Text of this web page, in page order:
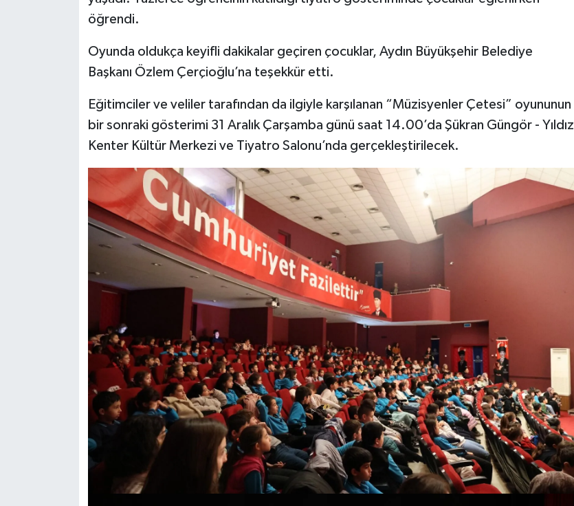
öğrendi.
Oyunda oldukça keyifli dakikalar geçiren çocuklar, Aydın Büyükşehir Belediye
Başkanı Özlem Çerçioğlu’na teşekkür etti.
Eğitimciler ve veliler tarafından da ilgiyle karşılanan “Müzisyenler Çetesi” oyununun
bir sonraki gösterimi 31 Aralık Çarşamba günü saat 14.00’da Şükran Güngör - Yıldız
Kenter Kültür Merkezi ve Tiyatro Salonu’nda gerçekleştirilecek.